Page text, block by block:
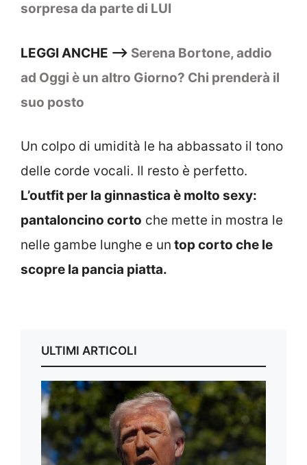
sorpresa da parte di LUI
LEGGI ANCHE –> Serena Bortone, addio
ad Oggi è un altro Giorno? Chi prenderà il
suo posto
Un colpo di umidità le ha abbassato il tono
delle corde vocali. Il resto è perfetto.
L’outfit per la ginnastica è molto sexy:
pantaloncino corto che mette in mostra le
nelle gambe lunghe e un top corto che le
scopre la pancia piatta.
ULTIMI ARTICOLI